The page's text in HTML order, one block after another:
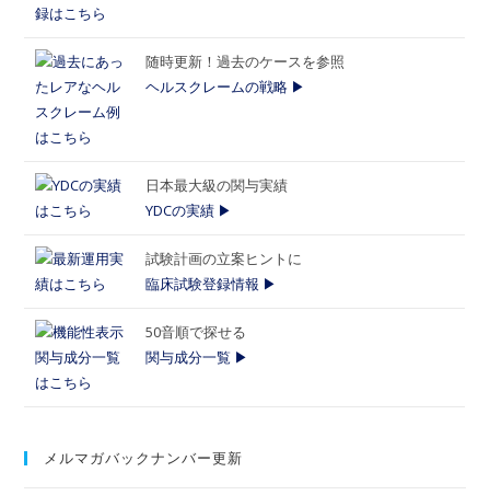
随時更新！過去のケースを参照
ヘルスクレームの戦略 ▶
日本最大級の関与実績
YDCの実績 ▶
試験計画の立案ヒントに
臨床試験登録情報 ▶
50音順で探せる
関与成分一覧 ▶
メルマガバックナンバー更新